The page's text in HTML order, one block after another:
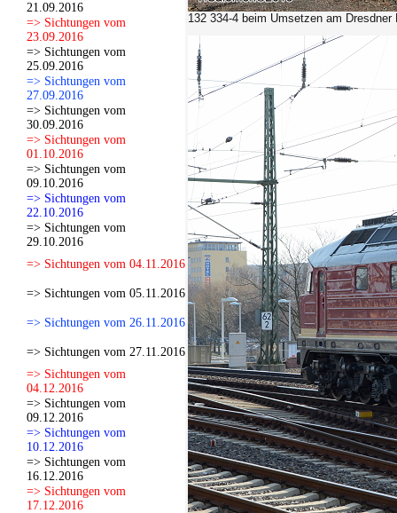
21.09.2016
=> Sichtungen vom
23.09.2016
=> Sichtungen vom
25.09.2016
=> Sichtungen vom
27.09.2016
=> Sichtungen vom
30.09.2016
=> Sichtungen vom
01.10.2016
=> Sichtungen vom
09.10.2016
=> Sichtungen vom
22.10.2016
=> Sichtungen vom
29.10.2016
=> Sichtungen vom 04.11.2016
=> Sichtungen vom 05.11.2016
=> Sichtungen vom 26.11.2016
=> Sichtungen vom 27.11.2016
=> Sichtungen vom
04.12.2016
=> Sichtungen vom
09.12.2016
=> Sichtungen vom
10.12.2016
=> Sichtungen vom
16.12.2016
=> Sichtungen vom
17.12.2016
132 334-4 beim Umsetzen am Dresdner